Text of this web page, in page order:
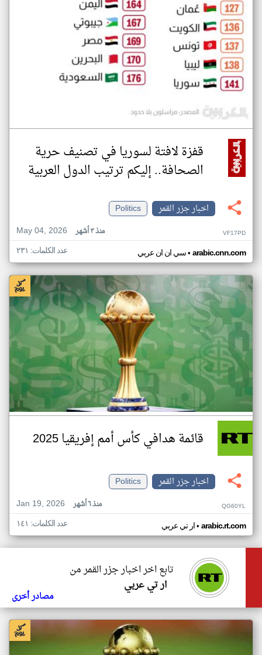
قفزة لافتة لسوريا في تصنيف حرية
الصحافة.. إليكم ترتيب الدول العربية
اخبار جزر القمر
Politics
May 04, 2026
منذ ٣ أشهر VF17PD
سي ان ان عربي• arabic.cnn.com عدد الكلمات: ٢٣١
قائمة هدافي كأس أمم إفريقيا 2025
اخبار جزر القمر
Politics
Jan 19, 2026
منذ ٦ أشهر QG60YL
ار تي عربي• arabic.rt.com عدد الكلمات: ١٤١
تابع اخر اخبار جزر القمر من
ار تي عربي
مصادر أخرى